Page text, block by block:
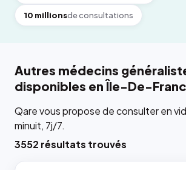
10 millionsde consultations
Autres médecins
disponibles en Île-De-
Qare vous propose de consulter en
minuit, 7j/7.
3552 résultats trouvés